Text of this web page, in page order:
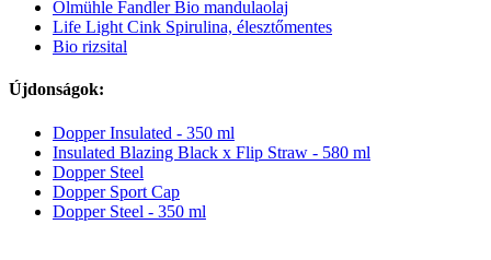
Ölmühle Fandler Bio mandulaolaj
Life Light Cink Spirulina, élesztőmentes
Bio rizsital
Újdonságok:
Dopper Insulated - 350 ml
Insulated Blazing Black x Flip Straw - 580 ml
Dopper Steel
Dopper Sport Cap
Dopper Steel - 350 ml